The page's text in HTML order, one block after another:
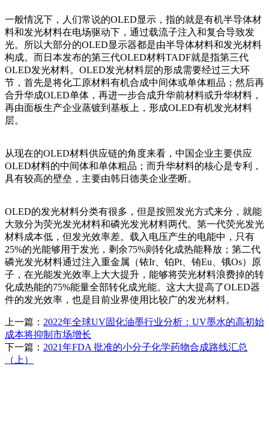
一般情况下，人们常说的OLED显示，指的就是有机半导体材
料和发光材料在电场驱动下，通过载流子注入和复合导致发
光。所以大部分的OLED显示器都是由半导体材料和发光材料
构成。而日本发布的第三代OLED材料TADF就是指第三代
OLED发光材料。OLED发光材料层的形成需要经过三大环
节，首先是将化工原材料有机合成中间体或单体粗品；然后再
合升华成OLED单体，再进一步合成升华前材料或升华材料，
再由面板生产企业蒸镀到基板上，形成OLED有机发光材料
层。
从现在的OLED材料供应链的角度来看，中国企业主要供应
OLED材料的中间体和单体粗品；而升华材料的核心是专利，
具有较高的壁垒，主要由韩日德美企业垄断。
OLED的发光材料分类有很多，但是按照发光方式来分，就能
大致分为荧光发光材料和磷光发光材料两代。第一代荧光发光
材料成本低，但发光效率差。载入电压产生的电能中，只有
25%的光能够用于发光，剩余75%则转化成热能释放；第二代
磷光发光材料通过注入重金属（铱Ir、铂Pt、铕Eu、锇Os）原
子，在光能发光效率上大大提升，能够将荧光材料浪费掉的转
化成热能的75%能量全部转化成光能。这大大提高了OLED器
件的发光效率，也是目前业界使用比较广的发光材料。
上一篇： 2022年全球UV固化油墨行业分析：UV墨水的高初始
成本将抑制市场增长
下一篇： 2021年FDA 批准的小分子化学药物合成路线汇总
（上）